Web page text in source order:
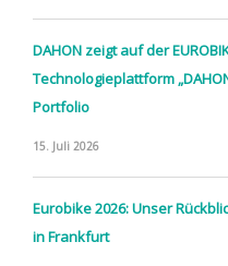
DAHON zeigt auf der
Technologieplattform
Portfolio
15. Juli 2026
Eurobike 2026: Unser
in Frankfurt